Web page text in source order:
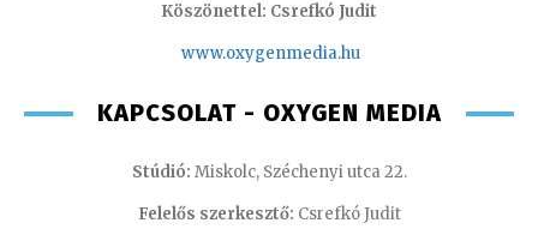
Köszönettel: Csrefkó Judit
www.oxygenmedia.hu
KAPCSOLAT - OXYGEN MEDIA
Stúdió: Miskolc, Széchenyi utca 22.
Felelős szerkesztő: Csrefkó Judit